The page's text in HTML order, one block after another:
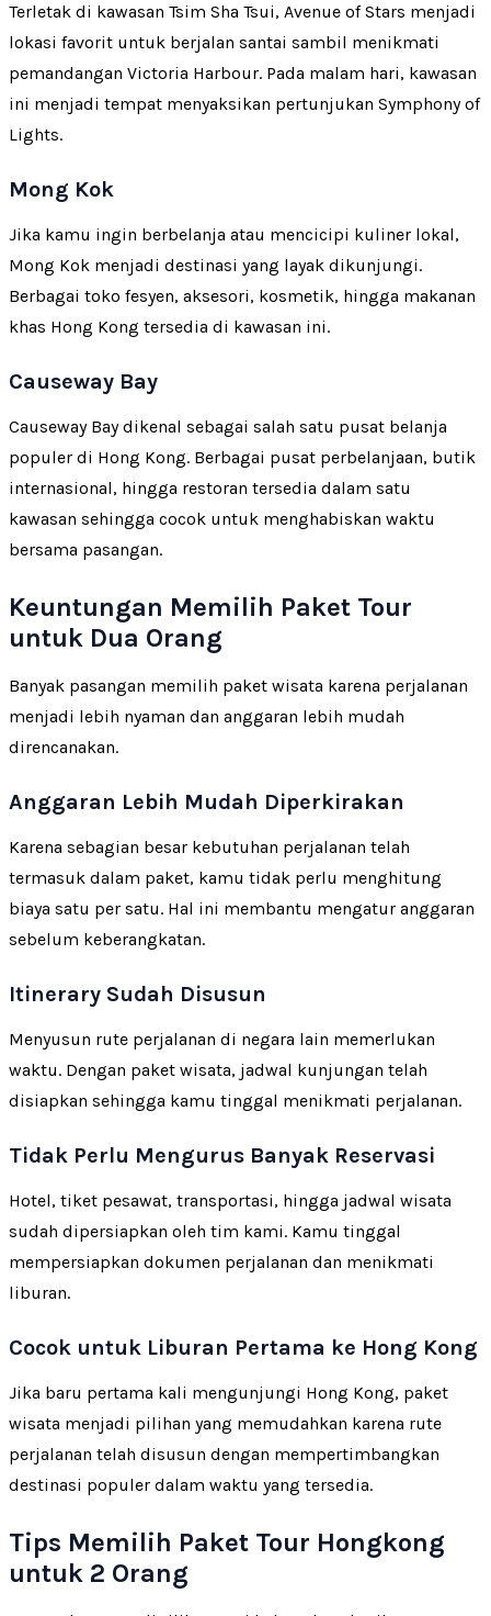
Terletak di kawasan Tsim Sha Tsui, Avenue of Stars menjadi
lokasi favorit untuk berjalan santai sambil menikmati
pemandangan Victoria Harbour. Pada malam hari, kawasan
ini menjadi tempat menyaksikan pertunjukan Symphony of
Lights.
Mong Kok
Jika kamu ingin berbelanja atau mencicipi kuliner lokal,
Mong Kok menjadi destinasi yang layak dikunjungi.
Berbagai toko fesyen, aksesori, kosmetik, hingga makanan
khas Hong Kong tersedia di kawasan ini.
Causeway Bay
Causeway Bay dikenal sebagai salah satu pusat belanja
populer di Hong Kong. Berbagai pusat perbelanjaan, butik
internasional, hingga restoran tersedia dalam satu
kawasan sehingga cocok untuk menghabiskan waktu
bersama pasangan.
Keuntungan Memilih Paket Tour
untuk Dua Orang
Banyak pasangan memilih paket wisata karena perjalanan
menjadi lebih nyaman dan anggaran lebih mudah
direncanakan.
Anggaran Lebih Mudah Diperkirakan
Karena sebagian besar kebutuhan perjalanan telah
termasuk dalam paket, kamu tidak perlu menghitung
biaya satu per satu. Hal ini membantu mengatur anggaran
sebelum keberangkatan.
Itinerary Sudah Disusun
Menyusun rute perjalanan di negara lain memerlukan
waktu. Dengan paket wisata, jadwal kunjungan telah
disiapkan sehingga kamu tinggal menikmati perjalanan.
Tidak Perlu Mengurus Banyak Reservasi
Hotel, tiket pesawat, transportasi, hingga jadwal wisata
sudah dipersiapkan oleh tim kami. Kamu tinggal
mempersiapkan dokumen perjalanan dan menikmati
liburan.
Cocok untuk Liburan Pertama ke Hong Kong
Jika baru pertama kali mengunjungi Hong Kong, paket
wisata menjadi pilihan yang memudahkan karena rute
perjalanan telah disusun dengan mempertimbangkan
destinasi populer dalam waktu yang tersedia.
Tips Memilih Paket Tour Hongkong
untuk 2 Orang